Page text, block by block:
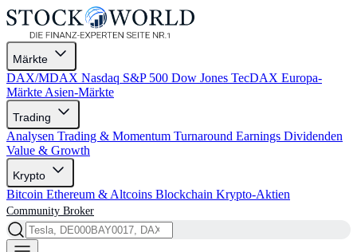
Märkte
DAX/MDAX Nasdaq S&P 500 Dow Jones TecDAX Europa-
Märkte Asien-Märkte
Trading
Analysen Trading & Momentum Turnaround Earnings Dividenden
Value & Growth
Krypto
Bitcoin Ethereum & Altcoins Blockchain Krypto-Aktien
Community Broker